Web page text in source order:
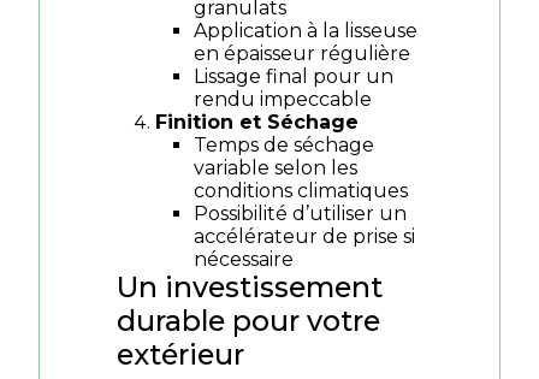
granulats
Application à la lisseuse
en épaisseur régulière
Lissage final pour un
rendu impeccable
Finition et Séchage
Temps de séchage
variable selon les
conditions climatiques
Possibilité d’utiliser un
accélérateur de prise si
nécessaire
Un investissement
durable pour votre
extérieur